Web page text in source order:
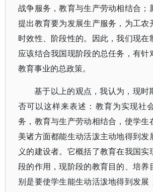
战争服务，教育与生产劳动相结合；
提出教育要为发展生产服务，为工农
时效性、阶段性的。因此，我们现在
应该结合我国现阶段的总任务，有针
教育事业的总政策。
基于以上的观点，我认为，现时
否可以这样来表述：教育为实现社
务，教育与生产劳动相结合，使学生
美诸方面都能生动活泼主动地得到发
义的建设者。它概括了教育在我国实
段的作用，现阶段的教育目的、培养
别是要使学生能生动活泼地得到发展